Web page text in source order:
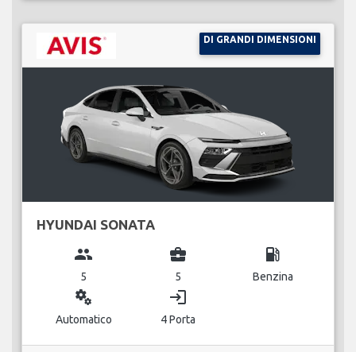
DI GRANDI DIMENSIONI
HYUNDAI SONATA
group
5
business_center
5
local_gas_station
Benzina
miscellaneous_services
Automatico
login
4 Porta